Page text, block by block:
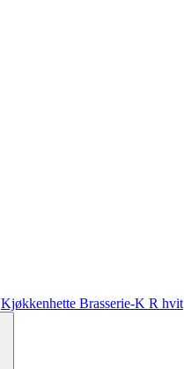
Kjøkkenhette Brasserie-K R hvit